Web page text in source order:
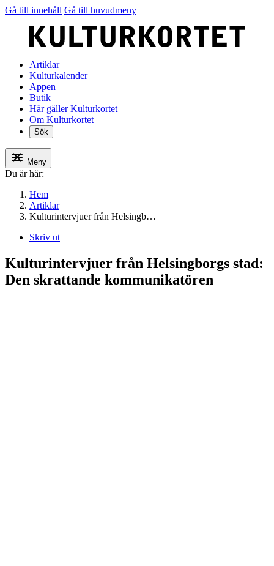
Gå till innehåll Gå till huvudmeny
Artiklar
Kulturkalender
Appen
Butik
Här gäller Kulturkortet
Om Kulturkortet
Sök
Meny
Du är här:
Hem
Artiklar
Kulturintervjuer från Helsingb…
Skriv ut
Kulturintervjuer från Helsingborgs stad:
Den skrattande kommunikatören